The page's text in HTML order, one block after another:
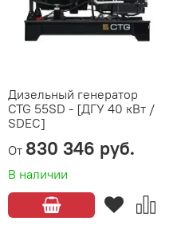
Дизельный генератор
CTG 55SD - [ДГУ 40 кВт /
SDEC]
В наличии
От 830 346 руб.